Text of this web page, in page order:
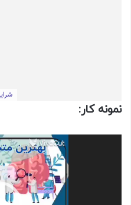
نمونه کار: